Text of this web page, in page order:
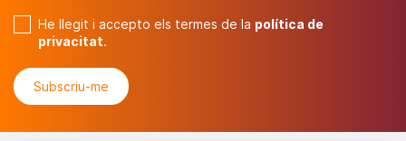
He llegit i accepto els termes de la política de
privacitat.